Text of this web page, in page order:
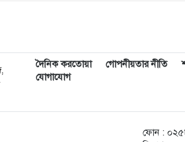
দৈনিক করতোয়া গোপনীয়তার নীতি
যোগাযোগ
ফোন :